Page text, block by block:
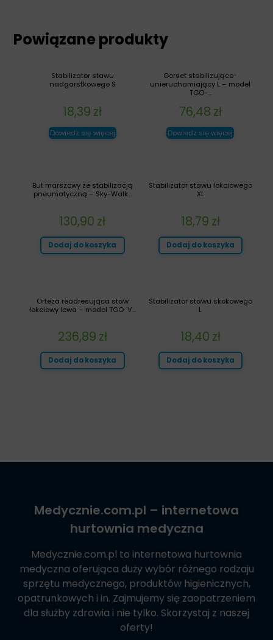
Powiązane produkty
Gorset stabilizująco-
unieruchamiający L – model
TGO-...
76,48 zł
Dowiedz się więcej
Stabilizator stawu
nadgarstkowego S
18,39 zł
Dowiedz się więcej
Stabilizator stawu łokciowego
XL
18,79 zł
Dodaj do koszyka
But marszowy ze stabilizacją
pneumatyczną – Sky-Walk...
130,90 zł
Dodaj do koszyka
Stabilizator stawu skokowego
L
18,40 zł
Dodaj do koszyka
Orteza readresująca staw
łokciowy lewa – model TGO-V...
236,89 zł
Dodaj do koszyka
Medycznie.com.pl – internetowa
hurtownia medyczna
Medycznie.com.pl to internetowa hurtownia
medyczna oferująca duży wybór różnego rodzaju
sprzętu medycznego, produktów higienicznych,
opatrunkowych i in. Zajmujemy się zaopatrzeniem
dla służby zdrowia i nie tylko. Skorzystaj z naszej
oferty!